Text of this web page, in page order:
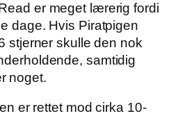
er meget lærerig fordi
dage. Hvis Piratpigen
stjerner skulle den nok
samtidig
noget.
er rettet mod cirka 10-